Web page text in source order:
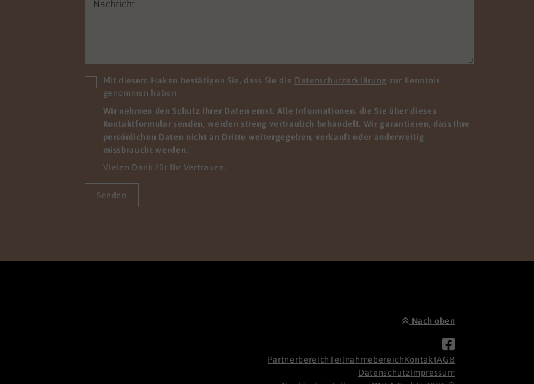
Mit diesem Haken bestätigen Sie, dass Sie die Datenschutzerklärung zur Kenntnis
genommen haben.
Wir nehmen den Schutz Ihrer Daten ernst. Alle Informationen, die Sie über dieses
Kontaktformular senden, werden streng vertraulich behandelt. Wir garantieren, dass Ihre
persönlichen Daten nicht an Dritte weitergegeben, verkauft oder anderweitig
missbraucht werden.
Vielen Dank für Ihr Vertrauen.
Senden
Nach oben
PartnerbereichTeilnahmebereichKontaktAGB
DatenschutzImpressum